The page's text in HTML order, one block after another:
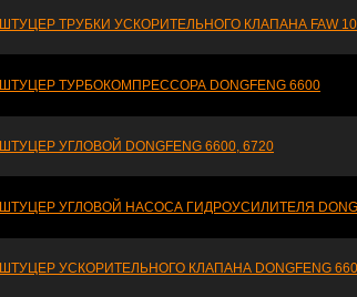
ШТУЦЕР ТРУБКИ УСКОРИТЕЛЬНОГО КЛАПАНА FAW
ШТУЦЕР ТУРБОКОМПРЕССОРА DONGFENG 6600
ШТУЦЕР УГЛОВОЙ DONGFENG 6600, 6720
ШТУЦЕР УГЛОВОЙ НАСОСА ГИДРОУСИЛИТЕЛЯ
ШТУЦЕР УСКОРИТЕЛЬНОГО КЛАПАНА DONGFENG